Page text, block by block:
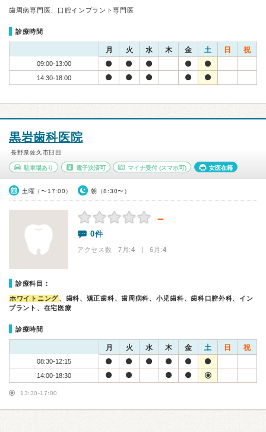
歯周病専門医、口腔インプラント専門医
診療時間
月 火 水 木 金 土 日 祝
09:00-13:00
14:30-18:00
黒岩歯科医院
長野県佐久市臼田
駐車場あり 電子決済可 マイナ受付 (スマホ可) 女医在籍
土曜（〜17:00） 朝（8:30〜）
－
0件
アクセス数 7月:4 | 6月:4
診療科目：
ホワイトニング、歯科、矯正歯科、歯周病科、小児歯科、歯科口腔外科、イン
プラント、在宅医療
診療時間
月 火 水 木 金 土 日 祝
08:30-12:15
14:00-18:30
13:30-17:00